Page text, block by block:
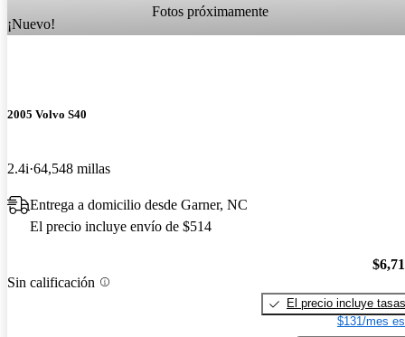
Fotos próximamente
¡Nuevo!
2005 Volvo S40
2.4i 64,548 millas
Entrega a domicilio desde Garner, NC
El precio incluye envío de $514
Sin calificación
El precio incluye tasas
$131/mes